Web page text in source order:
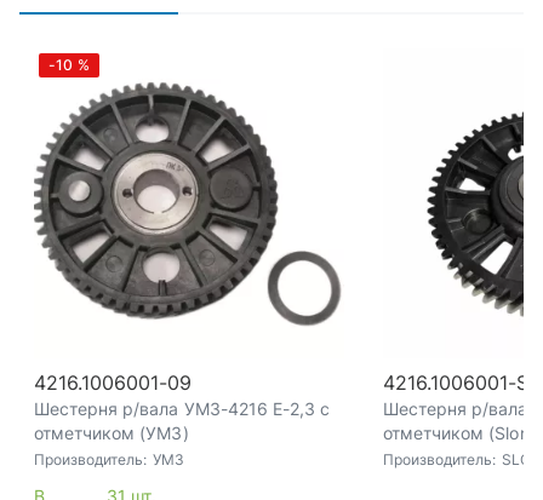
-10 %
4216.1006001-09
Шестерня р/вала УМЗ-4216 Е-2,3 с
отметчиком (УМЗ)
Производитель: УМЗ
В
31 шт.
4216.1006001-SL
Шестерня р/вала
отметчиком (Slon)
Производитель: SLON